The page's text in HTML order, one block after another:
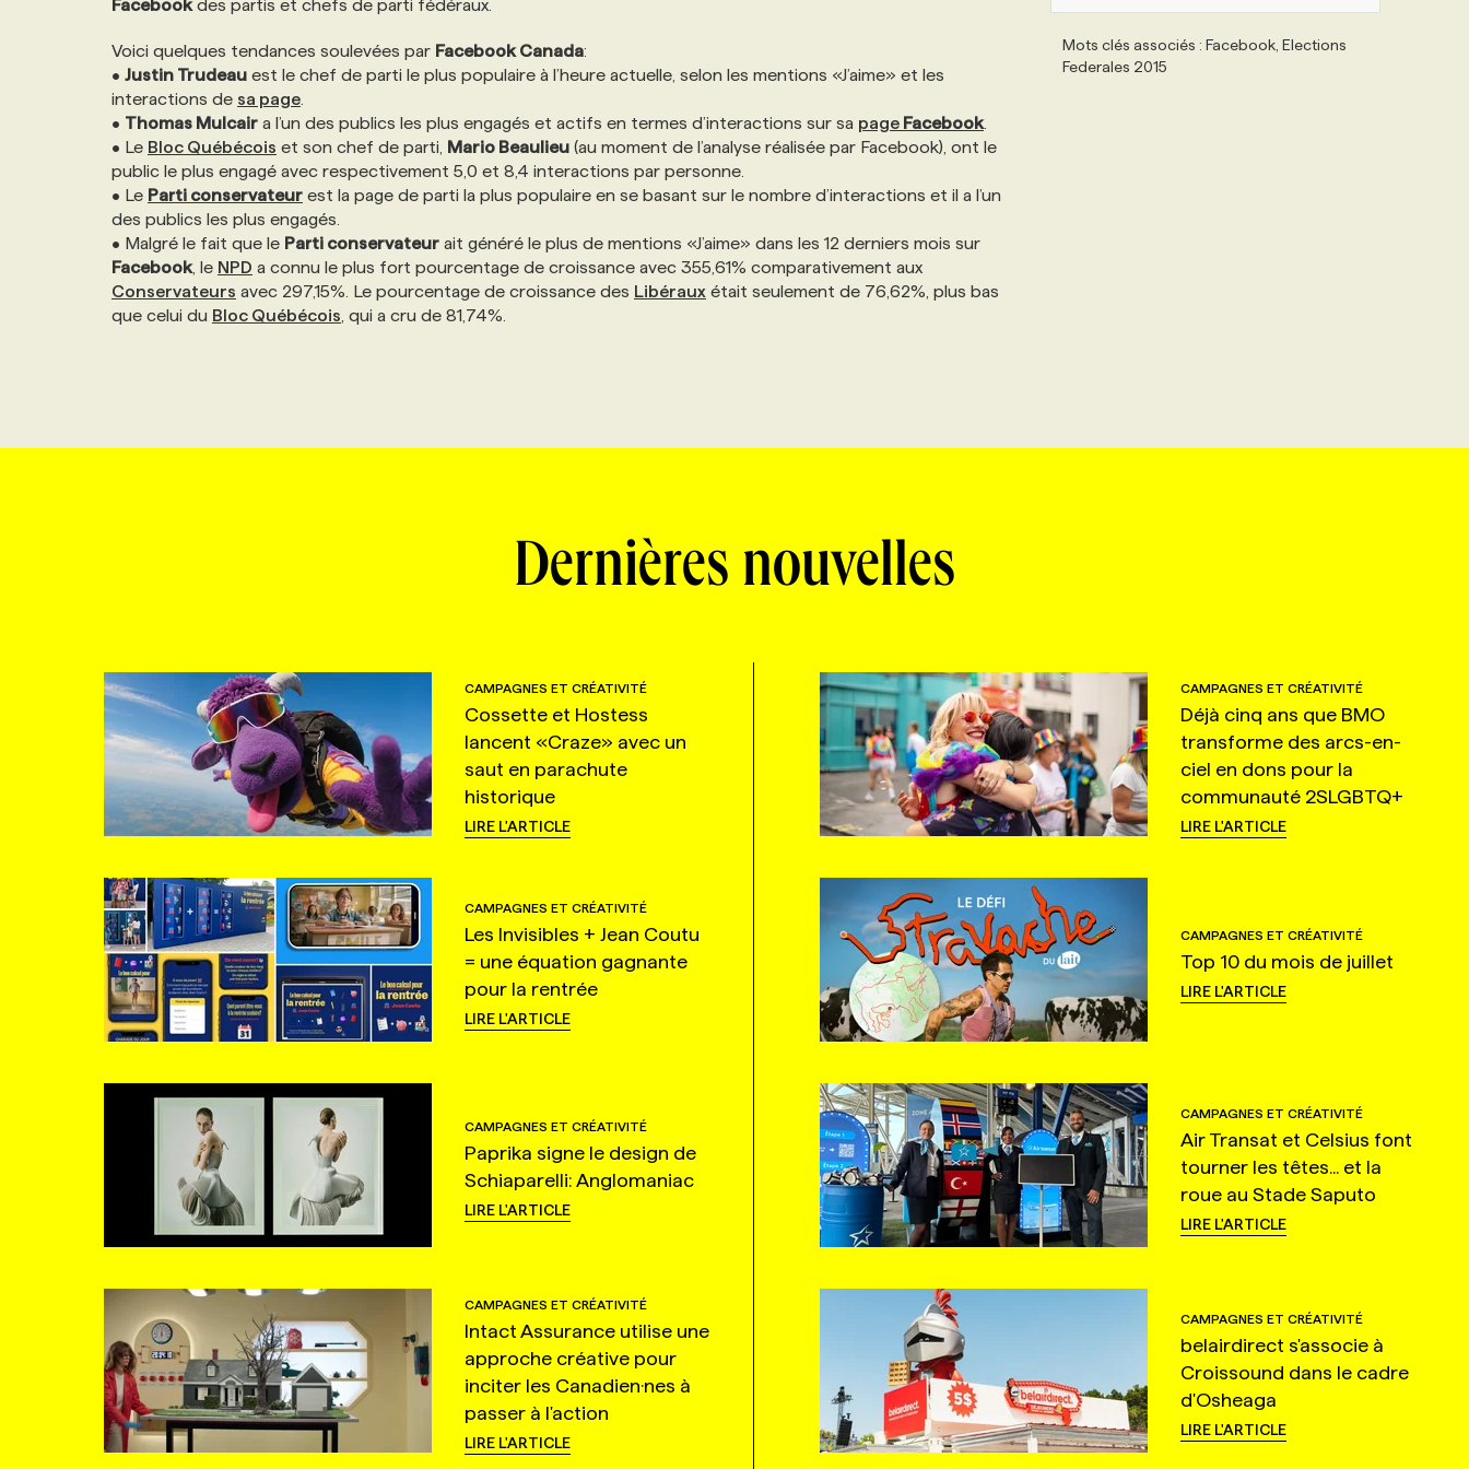
PROGRAMMES DE SUBVENTIONS
ANNONCEZ AVEC NOUS
Facebookdes partis et chefs de parti fédéraux.
Voici quelques tendances soulevées par Facebook Canada:
• Justin Trudeau est le chef de parti le plus populaire à l’heure actuelle, selon les mentions «J’aime» et les
interactions de sa page
• Thomas Mulcair a l’un des publics les plus engagés et actifs en termes d’interactions sur sa page Facebook.
• Le Bloc Québécois et son chef de parti, Mario Beaulieu (au moment de l’analyse réalisée par Facebook), ont le
public le plus engagé avec respectivement 5,0 et 8,4 interactions par personne.
• Le Parti conservateur est la page de parti la plus populaire en se basant sur le nombre d’interactions et il a l’un
des publics les plus engagés.
• Malgré le fait que le Parti conservateur ait généré le plus de mentions «J’aime» dans les 12 derniers mois sur
Facebook, le NPD a connu le plus fort pourcentage de croissance avec 355,61% comparativement aux
Conservateurs avec 297,15%. Le pourcentage de croissance des Libéraux était seulement de 76,62%, plus bas
que celui du Bloc Québécois , qui a cru de 81,74%.
Mots clés associés : Facebook, Elections
Federales 2015
Dernières nouvelles
CAMPAGNES ET CRÉATIVITÉ
Cossette et Hostess
lancent «Craze» avec un
saut en parachute
historique
LIRE L'ARTICLE
CAMPAGNES ET CRÉATIVITÉ
Déjà cinq ans que BMO
transforme des arcs-en-
ciel en dons pour la
communauté 2SLGBTQ+
LIRE L'ARTICLE
CAMPAGNES ET CRÉATIVITÉ
Les Invisibles + Jean Coutu
= une équation gagnante
pour la rentrée
LIRE L'ARTICLE
CAMPAGNES ET CRÉATIVITÉ
Top 10 du mois de juillet
LIRE L'ARTICLE
CAMPAGNES ET CRÉATIVITÉ
Paprika signe le design de
Schiaparelli: Anglomaniac
LIRE L'ARTICLE
CAMPAGNES ET CRÉATIVITÉ
Air Transat et Celsius font
tourner les têtes... et la
roue au Stade Saputo
LIRE L'ARTICLE
CAMPAGNES ET CRÉATIVITÉ
Intact Assurance utilise une
approche créative pour
inciter les Canadien·nes à
passer à l'action
LIRE L'ARTICLE
CAMPAGNES ET CRÉATIVITÉ
belairdirect s'associe à
Croissound dans le cadre
d'Osheaga
LIRE L'ARTICLE